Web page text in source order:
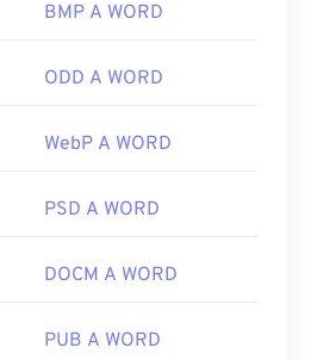
BMP A WORD
ODD A WORD
WebP A WORD
PSD A WORD
DOCM A WORD
PUB A WORD